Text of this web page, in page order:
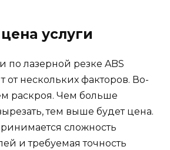
услуги
по лазерной резке ABS
от нескольких факторов. Во-
раскроя. Чем больше
тем выше будет цена.
сложность
и требуемая точность